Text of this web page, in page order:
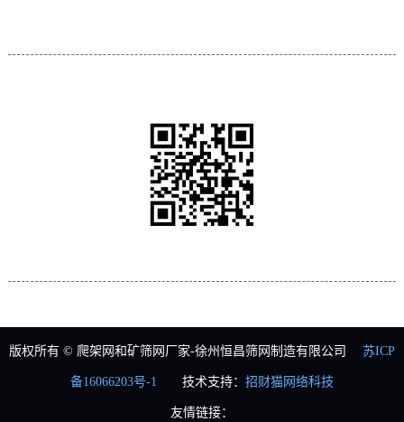
版权所有 © 爬架网和矿筛网厂家-徐州恒昌筛网制造有限公司 苏ICP
备16066203号-1 技术支持： 招财猫网络科技
友情链接：